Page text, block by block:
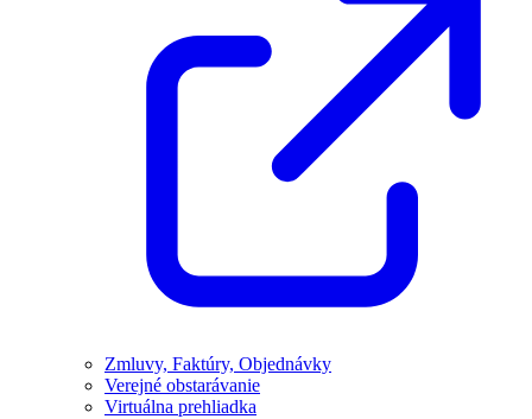
Zmluvy, Faktúry, Objednávky
Verejné obstarávanie
Virtuálna prehliadka